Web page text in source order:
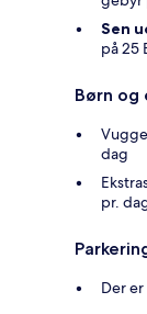
Sen
på 25
Børn og
dag
pr.
Der